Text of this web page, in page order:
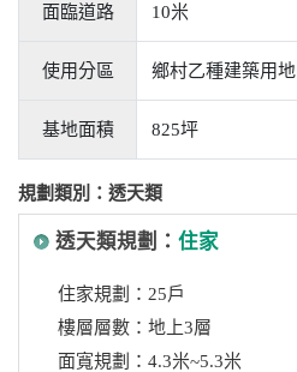
面臨道路 10米
使用分區 鄉村乙種建築用地
基地面積 825坪
規劃類別：透天類
透天類規劃： 住家
住家規劃：25戶
樓層層數：地上3層
面寬規劃：4.3米~5.3米